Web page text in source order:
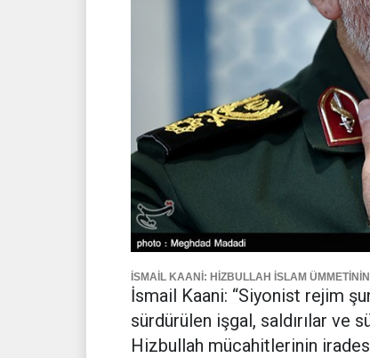
İSMAİL KAANİ: HİZBULLAH İSLAM
İsmail Kaani: “Siyonist rejim
sürdürülen işgal, saldırılar ve
Hizbullah mücahitlerinin